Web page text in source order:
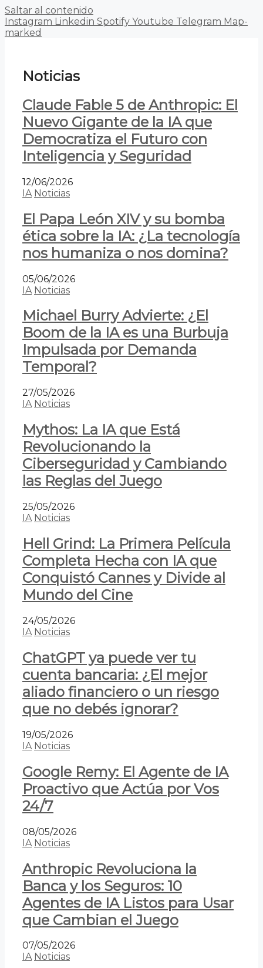
Saltar al contenido
Instagram Linkedin Spotify Youtube Telegram Map-
marked
Noticias
Claude Fable 5 de Anthropic: El
Nuevo Gigante de la IA que
Democratiza el Futuro con
Inteligencia y Seguridad
12/06/2026
IA Noticias
El Papa León XIV y su bomba
ética sobre la IA: ¿La tecnología
nos humaniza o nos domina?
05/06/2026
IA Noticias
Michael Burry Advierte: ¿El
Boom de la IA es una Burbuja
Impulsada por Demanda
Temporal?
27/05/2026
IA Noticias
Mythos: La IA que Está
Revolucionando la
Ciberseguridad y Cambiando
las Reglas del Juego
25/05/2026
IA Noticias
Hell Grind: La Primera Película
Completa Hecha con IA que
Conquistó Cannes y Divide al
Mundo del Cine
24/05/2026
IA Noticias
ChatGPT ya puede ver tu
cuenta bancaria: ¿El mejor
aliado financiero o un riesgo
que no debés ignorar?
19/05/2026
IA Noticias
Google Remy: El Agente de IA
Proactivo que Actúa por Vos
24/7
08/05/2026
IA Noticias
Anthropic Revoluciona la
Banca y los Seguros: 10
Agentes de IA Listos para Usar
que Cambian el Juego
07/05/2026
IA Noticias